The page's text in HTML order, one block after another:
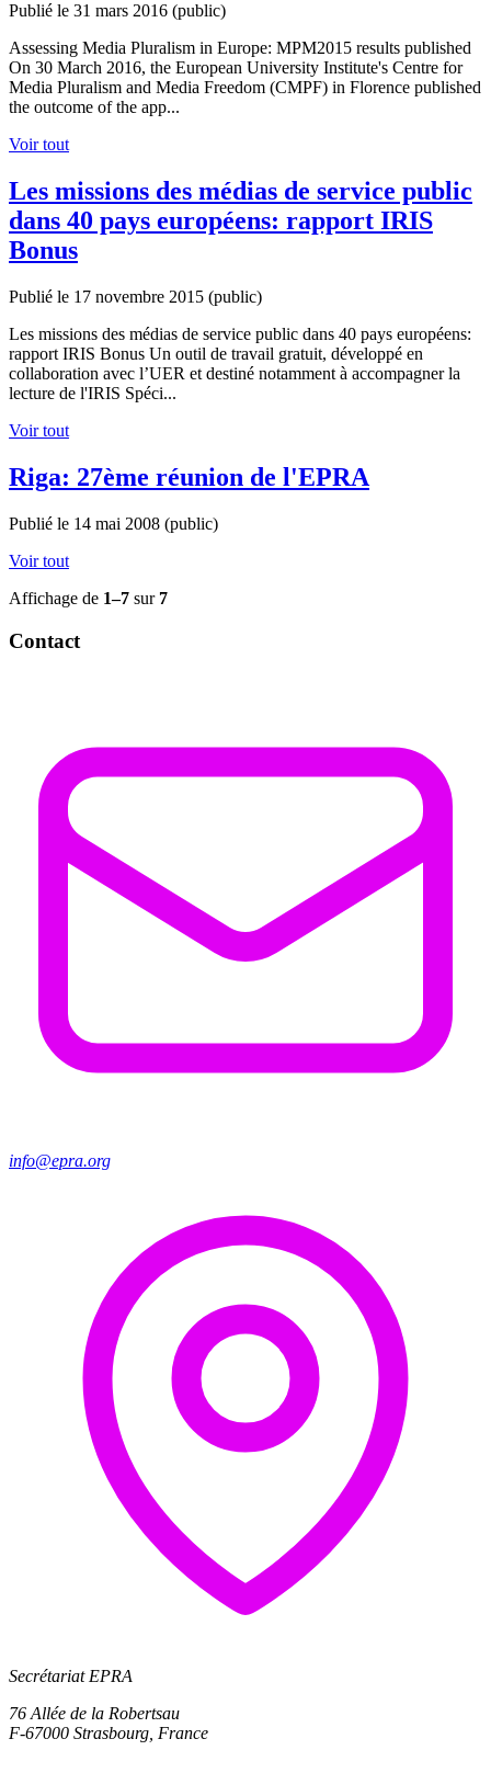
Publié le 31 mars 2016 (public)
Assessing Media Pluralism in Europe: MPM2015 results published
On 30 March 2016, the European University Institute's Centre for
Media Pluralism and Media Freedom (CMPF) in Florence published
the outcome of the app...
Voir tout
Les missions des médias de service public
dans 40 pays européens: rapport IRIS
Bonus
Publié le 17 novembre 2015 (public)
Les missions des médias de service public dans 40 pays européens:
rapport IRIS Bonus Un outil de travail gratuit, développé en
collaboration avec l’UER et destiné notamment à accompagner la
lecture de l'IRIS Spéci...
Voir tout
Riga: 27ème réunion de l'EPRA
Publié le 14 mai 2008 (public)
Voir tout
Affichage de 1–7 sur 7
Contact
info@epra.org
Secrétariat EPRA
76 Allée de la Robertsau
F-67000 Strasbourg, France